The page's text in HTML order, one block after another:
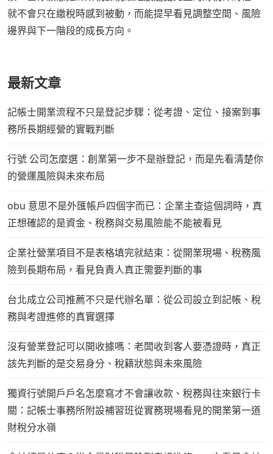
就不會只在繳稅時感到被動，而能提早看見調整空間、風險
邊界與下一階段的成長方向。
最新文章
記帳士開業流程不只是登記步驟：從考證、定位、接案到事
務所長期經營的實戰判斷
行號 公司怎麼選：創業第一步不是辦登記，而是先看清楚你
的營運風險與未來布局
obu 意思不是外匯帳戶四個字而已：企業主查這個詞時，真
正想確認的是資金、稅務與交易風險能不能被看見
企業社營業項目不是表格填完就結束：從開業現場、稅務風
險到長期布局，看見負責人真正需要判斷的事
台北成立公司推薦不只是代辦名單：從公司設立到記帳、稅
務與考證進修的真實選擇
沒有營業登記可以開收據嗎：老闆收到客人要憑證時，真正
該先判斷的是交易身分、稅籍狀態與未來風險
獨資行號開戶戶名怎麼寫才不會讓收款、稅務與往來銀行卡
關：記帳士事務所附設補習班從實務現場看見的開業第一道
財稅分水嶺